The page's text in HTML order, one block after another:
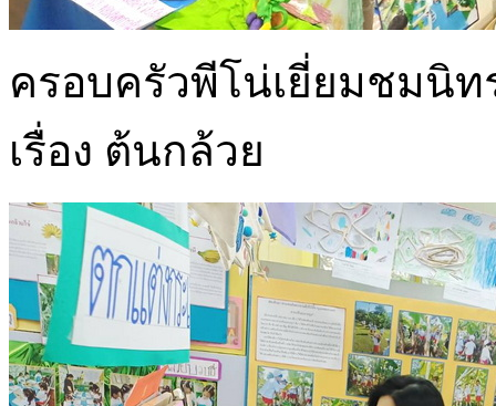
ครอบครัวพีโน่เยี่ยมชมนิท
เรื่อง ต้นกล้วย